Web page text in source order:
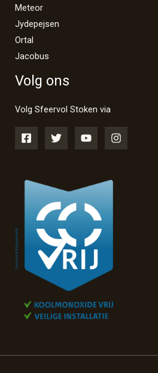
Meteor
Jydepejsen
Ortal
Jacobus
Volg ons
Volg Sfeervol Stoken via